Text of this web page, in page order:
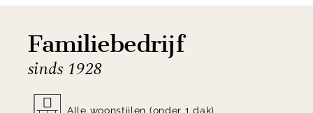
Familiebedrijf
sinds 1928
Alle woonstijlen (onder 1 dak)